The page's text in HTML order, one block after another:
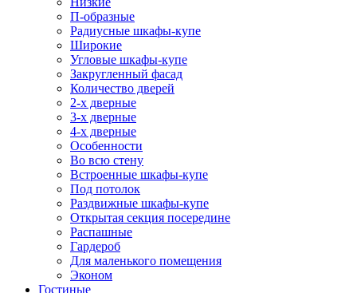
П-образные
Радиусные шкафы-купе
Широкие
Угловые шкафы-купе
Закругленный фасад
Количество дверей
2-х дверные
3-х дверные
4-х дверные
Особенности
Во всю стену
Встроенные шкафы-купе
Под потолок
Раздвижные шкафы-купе
Открытая секция посередине
Распашные
Гардероб
Для маленького помещения
Эконом
Гостиные